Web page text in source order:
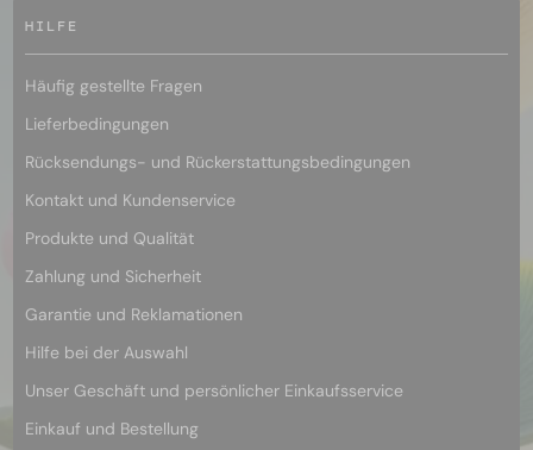
HILFE
Häufig gestellte Fragen
Lieferbedingungen
Rücksendungs- und Rückerstattungsbedingungen
Kontakt und Kundenservice
Produkte und Qualität
Zahlung und Sicherheit
Garantie und Reklamationen
Hilfe bei der Auswahl
Unser Geschäft und persönlicher Einkaufsservice
Einkauf und Bestellung